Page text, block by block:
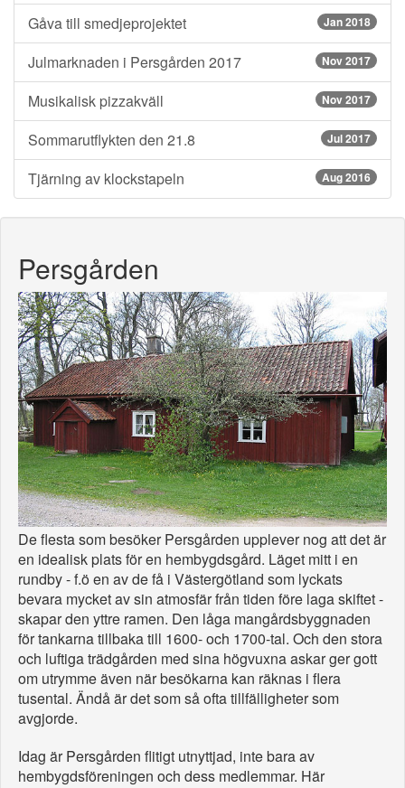
Gåva till smedjeprojektet Jan 2018
Julmarknaden i Persgården 2017 Nov 2017
Musikalisk pizzakväll Nov 2017
Sommarutflykten den 21.8 Jul 2017
Tjärning av klockstapeln Aug 2016
Persgården
De flesta som besöker Persgården upplever nog att det är
en idealisk plats för en hembygdsgård. Läget mitt i en
rundby - f.ö en av de få i Västergötland som lyckats
bevara mycket av sin atmosfär från tiden före laga skiftet -
skapar den yttre ramen. Den låga mangårdsbyggnaden
för tankarna tillbaka till 1600- och 1700-tal. Och den stora
och luftiga trädgården med sina högvuxna askar ger gott
om utrymme även när besökarna kan räknas i flera
tusental. Ändå är det som så ofta tillfälligheter som
avgjorde.
Idag är Persgården flitigt utnyttjad, inte bara av
hembygdsföreningen och dess medlemmar. Här